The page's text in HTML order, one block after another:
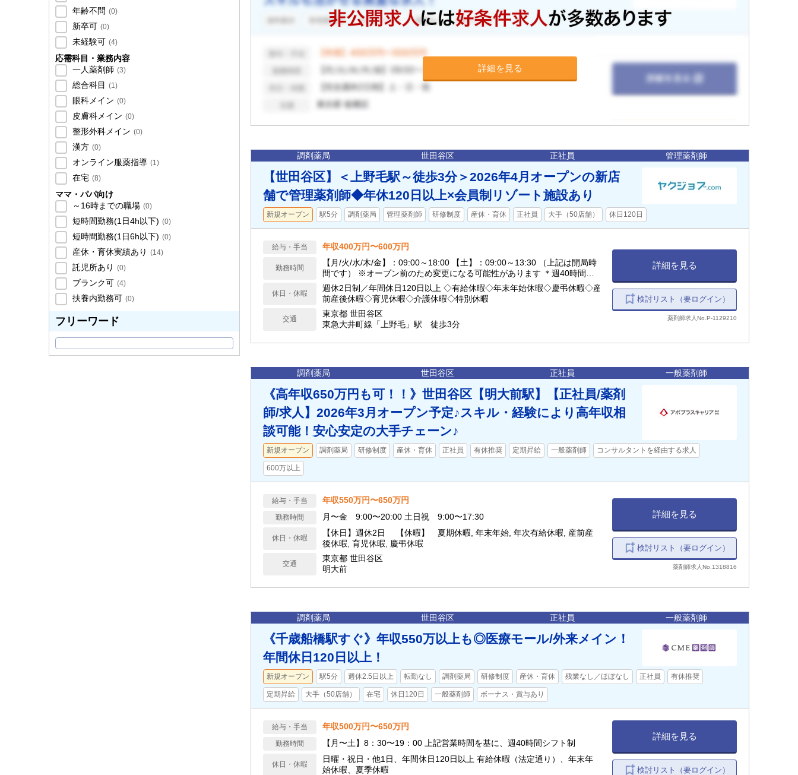
年齢不問 (0)
新卒可 (0)
未経験可 (4)
応需科目・業務内容
一人薬剤師 (3)
総合科目 (1)
眼科メイン (0)
皮膚科メイン (0)
整形外科メイン (0)
漢方 (0)
オンライン服薬指導 (1)
在宅 (8)
ママ・パパ向け
～16時までの職場 (0)
短時間勤務(1日4h以下) (0)
短時間勤務(1日6h以下) (0)
産休・育休実績あり (14)
託児所あり (0)
ブランク可 (4)
扶養内勤務可 (0)
フリーワード
詳細を見る
調剤薬局 世田谷区 正社員 管理薬剤師
【世田谷区】＜上野毛駅～徒歩3分＞2026年4月オープンの新店
舗で管理薬剤師◆年休120日以上×会員制リゾート施設あり
新規オープン 駅5分 調剤薬局 管理薬剤師 研修制度 産休・育休 正社員 大手（50店舗） 休日120日
給与・手当 年収400万円〜600万円
勤務時間
【月/火/水/木/金】：09:00～18:00 【土】：09:00～13:30 （上記は開局時
間です） ※オープン前のため変更になる可能性があります ＊週40時間勤
務（1ヶ月変形労働制）
休日・休暇
週休2日制／年間休日120日以上 ◇有給休暇◇年末年始休暇◇慶弔休暇◇産
前産後休暇◇育児休暇◇介護休暇◇特別休暇
交通
東京都 世田谷区
東急大井町線「上野毛」駅 徒歩3分
詳細を見る
検討リスト（要ログイン）
薬剤師求人No.P-1129210
調剤薬局 世田谷区 正社員 一般薬剤師
《高年収650万円も可！！》世田谷区【明大前駅】【正社員/薬剤
師/求人】2026年3月オープン予定♪スキル・経験により高年収相
談可能！安心安定の大手チェーン♪
新規オープン 調剤薬局 研修制度 産休・育休 正社員 有休推奨 定期昇給 一般薬剤師 コンサルタントを経由する求人
600万以上
給与・手当 年収550万円〜650万円
勤務時間 月〜金 9:00〜20:00 土日祝 9:00〜17:30
休日・休暇
【休日】週休2日 【休暇】 夏期休暇, 年末年始, 年次有給休暇, 産前産
後休暇, 育児休暇, 慶弔休暇
交通
東京都 世田谷区
明大前
詳細を見る
検討リスト（要ログイン）
薬剤師求人No.1318816
調剤薬局 世田谷区 正社員 一般薬剤師
《千歳船橋駅すぐ》年収550万以上も◎医療モール/外来メイン！
年間休日120日以上！
新規オープン 駅5分 週休2.5日以上 転勤なし 調剤薬局 研修制度 産休・育休 残業なし／ほぼなし 正社員 有休推奨
定期昇給 大手（50店舗） 在宅 休日120日 一般薬剤師 ボーナス・賞与あり
給与・手当 年収500万円〜650万円
勤務時間 【月〜土】8：30〜19：00 上記営業時間を基に、週40時間シフト制
休日・休暇
日曜・祝日・他1日、年間休日120日以上 有給休暇（法定通り）、年末年
始休暇、夏季休暇
詳細を見る
検討リスト（要ログイン）